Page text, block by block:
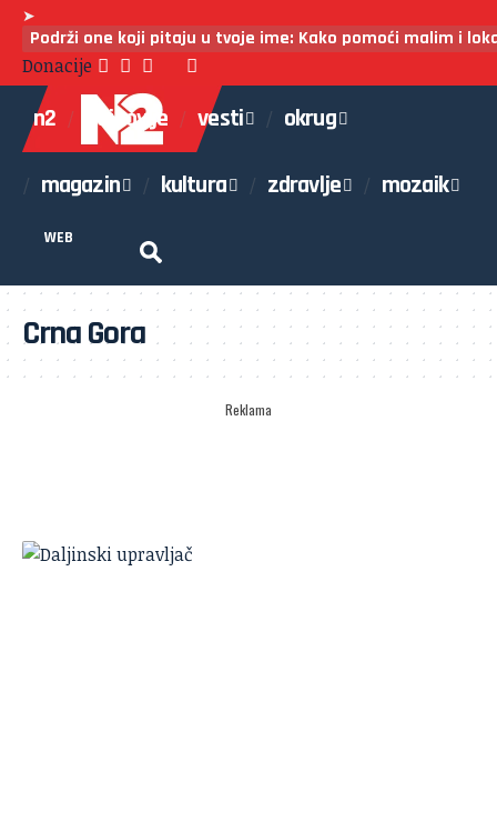
➤
Podrži one koji pitaju u tvoje ime: Kako pomoći malim i
Donacije
n2 najnovije vesti okrug
magazin kultura zdravlje mozaik
WEB
Crna Gora
Reklama